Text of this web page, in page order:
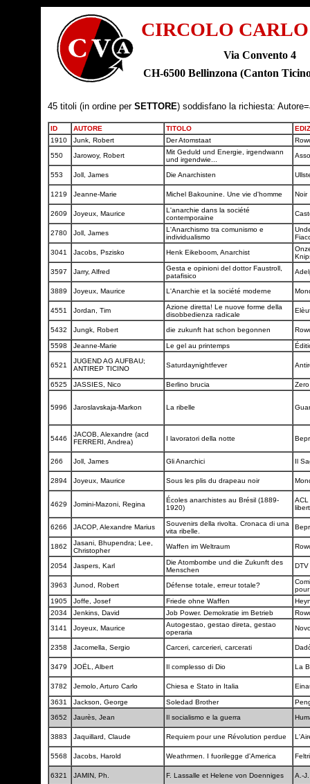
CIRCOLO
Via Convento 4
CH-6500 Bellinzona (Canton
45 titoli (in ordine per SETTORE) soddisfano la richiesta: Autore=
ID AUTORE TITOLO
1910
Junk, Robert Der Atomstaat
550
Jarowoy, Robert
Mit Geduld und Energie, irgendwann
und irgendwie...
553 Joll, James Die Anarchisten
1219 Jeanne-Marie Michel Bakounine. Une vie d'homme Noir
2609 Joyeux, Maurice
L'anarchie dans la société
contemporaine
2780 Joll, James
L'Anarchismo tra comunismo e
individualismo
3041
Jacobs, Pszisko Henk Eikeboom, Anarchist
3597
Jarry, Alfred
Gesta e opinioni del dottor Faustroll,
patafisico
3889 Joyeux, Maurice L'Anarchie et la société moderne
4551 Jordan, Tim
Azione diretta! Le nuove forme della
disobbedienza radicale
5432 Jungk, Robert die zukunft hat schon begonnen
5598 Jeanne-Marie Le gel au printemps
6521
JUGEND AG AUFBAU;
ANTIREP TICINO
Saturdaynightfever
6525 JASSIES, Nico Berlino brucia
5996 Jaroslavskaja-Markon La ribelle
5446
JACOB, Alexandre (acd
FERRERI, Andrea)
I lavoratori della notte
266 Joll, James Gli Anarchici Il
2894 Joyeux, Maurice Sous les plis du drapeau noir
4629 Jomini-Mazoni, Regina
Écoles anarchistes au Brésil (1889-
1920)
ACL
6266 JACOP, Alexandre Marius
Souvenirs della rivolta. Cronaca di una
vita ribelle.
1862
Jasani, Bhupendra; Lee,
Christopher
Waffen im Weltraum
2054 Jaspers, Karl
Die Atombombe und die Zukunft des
Menschen
DTV
3963 Junod, Robert Défense totale, erreur totale?
1905
Joffe, Josef Friede ohne Waffen
2034
Jenkins, David Job Power. Demokratie im Betrieb
3141
Joyeux, Maurice
Autogestao, gestao direta, gestao
operaria
2358 Jacomella, Sergio Carceri, carcerieri, carcerati
3479 JOËL, Albert Il complesso di Dio La
3782 Jemolo, Arturo Carlo Chiesa e Stato in Italia
3631 Jackson, George Soledad Brother
3652
Jaurès, Jean Il socialismo e la guerra
3883 Jaquillard, Claude Requiem pour une Révolution perdue
5568 Jacobs, Harold Weathrmen. I fuorilegge d'America
6321 JAMIN, Ph. F. Lassalle et Helene von Doenniges A.-